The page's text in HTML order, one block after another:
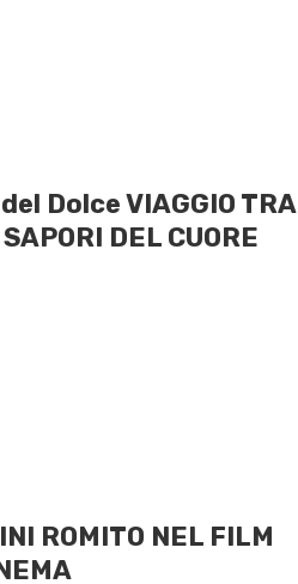
Dolce VIAGGIO TRA
DEL CUORE
ROMITO NEL FILM